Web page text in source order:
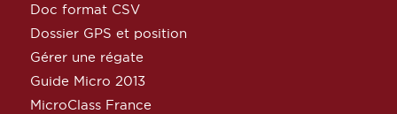
Doc format CSV
Dossier GPS et position
Gérer une régate
Guide Micro 2013
MicroClass France